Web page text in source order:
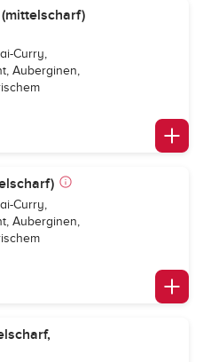
Curry,
Auberginen,
Curry,
Auberginen,